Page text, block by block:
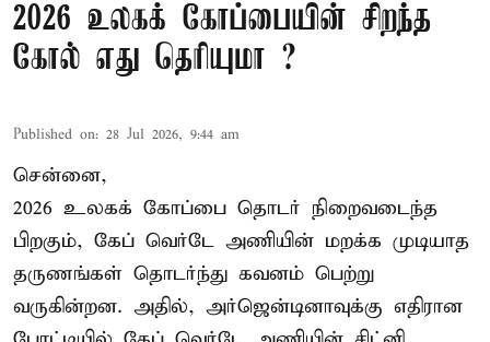
2026 உலகக் கோப்பையின் சிறந்த
கோல் எது தெரியுமா ?
Published on: 28 Jul 2026, 9:44 am
சென்னை,
2026 உலகக் கோப்பை தொடர் நிறைவடைந்த
பிறகும், கேப் வெர்டே அணியின் மறக்க முடியாத
தருணங்கள் தொடர்ந்து கவனம் பெற்று
வருகின்றன. அதில், அர்ஜென்டினாவுக்கு எதிரான